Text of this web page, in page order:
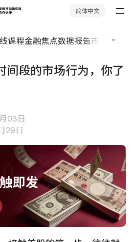
简体中文
课程金融焦点数据报告市场分析
间段的市场行为，你了
03日
29日